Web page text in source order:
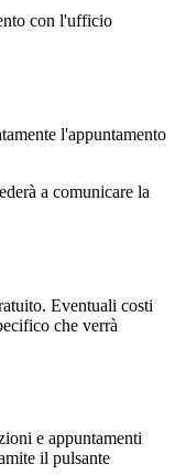
con l'ufficio
l'appuntamento
a comunicare la
Eventuali costi
che verrà
e appuntamenti
il pulsante